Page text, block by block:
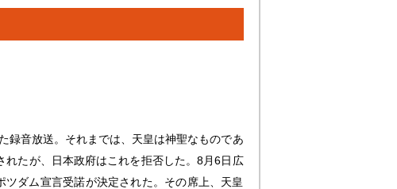
録音放送。それまでは、天皇は神聖なものであ
たが、日本政府はこれを拒否した。8月6日広
ダム宣言受諾が決定された。その席上、天皇